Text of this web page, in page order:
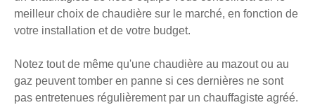
meilleur choix de chaudière sur le marché, en fonction de
votre installation et de votre budget.
Notez tout de même qu'une chaudière au mazout ou au
gaz peuvent tomber en panne si ces dernières ne sont
pas entretenues régulièrement par un chauffagiste agréé.